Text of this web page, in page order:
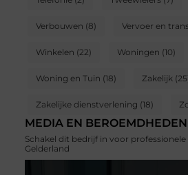
Verbouwen (8) Vervoer en
Winkelen (22) Woningen (10)
Woning en Tuin (18) Zakelijk
Zakelijke dienstverlening (18)
MEDIA EN BEROEMDHEDEN
Schakel dit bedrijf in voor
Gelderland